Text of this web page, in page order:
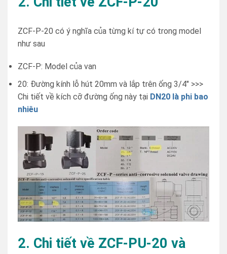
ZCF-P-20 có ý nghĩa của từng kí tự có trong model
như sau
ZCF-P: Model của van
20: Đường kính lỗ hút 20mm và lắp trên ống 3/4″ >>>
Chi tiết về kích cỡ đường ống này tại DN20 là phi bao
nhiêu
2. Chi tiết về ZCF-PU-20 và